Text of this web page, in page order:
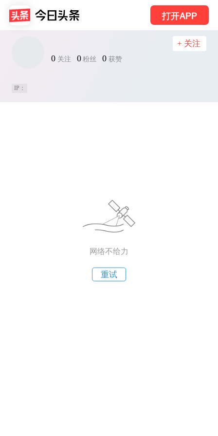
打开APP
0 关注 0 粉丝 0 获赞
+ 关注
IP：
网络不给力
重试